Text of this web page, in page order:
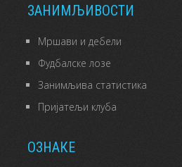
ЗАНИМЉИВОСТИ
Мршави и дебели
Фудбалске лозе
Занимљива статистика
Пријатељи клуба
ОЗНАКЕ